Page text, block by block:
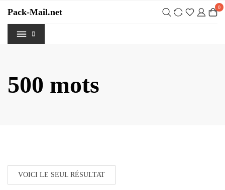
content
Pack-Mail.net 0
500 mots
VOICI LE SEUL RÉSULTAT